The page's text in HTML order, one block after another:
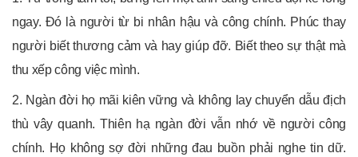
ngay. Đó là người từ bi nhân hậu và công chính. Phúc thay
người biết thương cảm và hay giúp đỡ. Biết theo sự thật mà
thu xếp công việc mình.
2. Ngàn đời họ mãi kiên vững và không lay chuyển dẫu địch
thù vây quanh. Thiên hạ ngàn đời vẫn nhớ về người công
chính. Họ không sợ đời những đau buồn phải nghe tin dữ.